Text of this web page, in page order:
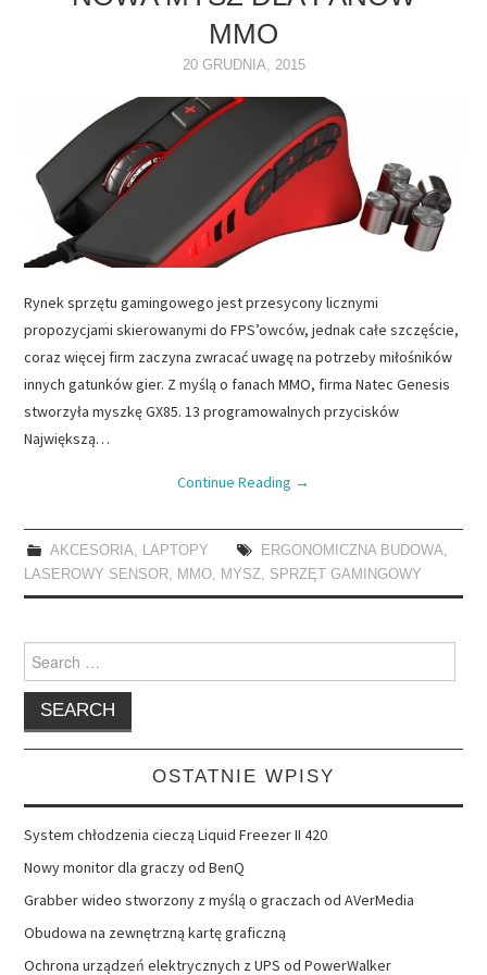
OPROGRAMOWANIE
INTERNET
MMO
20 GRUDNIA, 2015
Rynek sprzętu gamingowego jest przesycony licznymi
propozycjami skierowanymi do FPS’owców, jednak całe szczęście,
coraz więcej firm zaczyna zwracać uwagę na potrzeby miłośników
innych gatunków gier. Z myślą o fanach MMO, firma Natec Genesis
stworzyła myszkę GX85. 13 programowalnych przycisków
Największą…
Continue Reading →
AKCESORIA, LAPTOPY ERGONOMICZNA BUDOWA,
LASEROWY SENSOR, MMO, MYSZ, SPRZĘT GAMINGOWY
Search
for:
OSTATNIE WPISY
System chłodzenia cieczą Liquid Freezer II 420
Nowy monitor dla graczy od BenQ
Grabber wideo stworzony z myślą o graczach od AVerMedia
Obudowa na zewnętrzną kartę graficzną
Ochrona urządzeń elektrycznych z UPS od PowerWalker